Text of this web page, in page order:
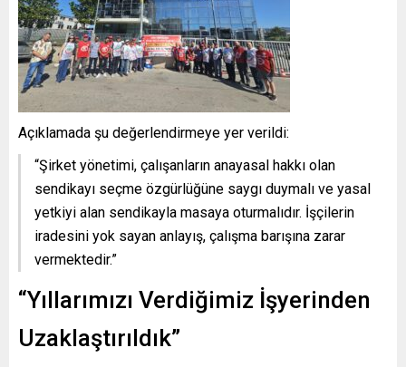
Açıklamada şu değerlendirmeye yer verildi:
“Şirket yönetimi, çalışanların anayasal hakkı olan
sendikayı seçme özgürlüğüne saygı duymalı ve yasal
yetkiyi alan sendikayla masaya oturmalıdır. İşçilerin
iradesini yok sayan anlayış, çalışma barışına zarar
vermektedir.”
“Yıllarımızı Verdiğimiz İşyerinden
Uzaklaştırıldık”